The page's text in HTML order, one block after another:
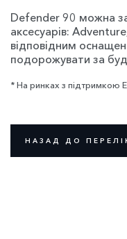
Defender 90 можна
аксесуарів:
відповідним
подорожувати за
* На ринках з підтримкою
НАЗАД ДО